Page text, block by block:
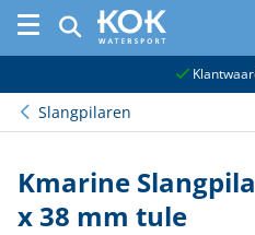
Slangpilaren
Kmarine
x 38 mm tule